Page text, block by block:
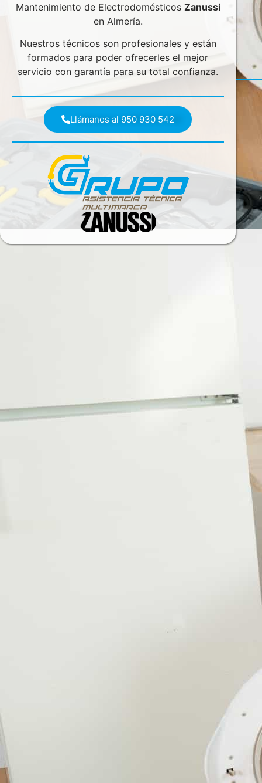
Mantenimiento de Electrodomésticos Zanussi
en Almería.
Nuestros técnicos son profesionales y están
formados para poder ofrecerles el mejor
servicio con garantía para su total confianza.
Llámanos al 950 930 542